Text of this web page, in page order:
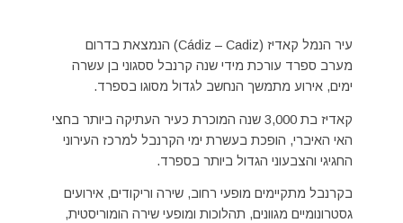
עיר הנמל קאדיז (Cádiz – Cadiz) הנמצאת בדרום
מערב ספרד עורכת מידי שנה קרנבל ססגוני בן עשרה
ימים, אירוע מתמשך הנחשב לגדול מסוגו בספרד.
קאדיז בת 3,000 שנה המוכרת כעיר העתיקה ביותר בחצי
האי האיברי, הופכת בעשרת ימי הקרנבל למרכז העירוני
החגיגי והצבעוני הגדול ביותר בספרד.
בקרנבל מתקיימים מופעי רחוב, שירה וריקודים, אירועים
גסטרונומיים מגוונים, תהלוכות ומופעי שירה הומוריסטית,